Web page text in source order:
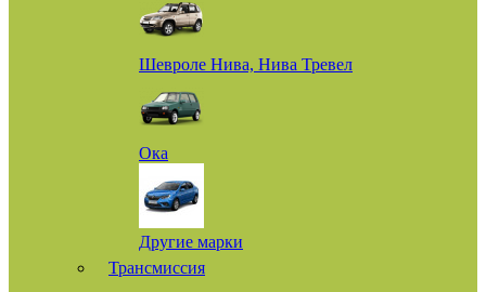
Шевроле Нива, Нива Тревел
Ока
Другие марки
Трансмиссия